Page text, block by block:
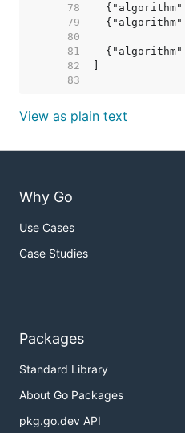
    78
    79
    80
    81
    82
    83
View as plain text
Why Go
Use Cases
Case Studies
Packages
Standard Library
About Go Packages
pkg.go.dev API